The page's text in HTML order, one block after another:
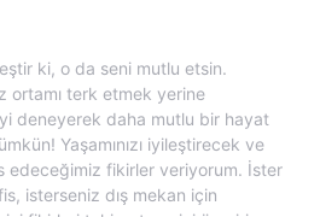
ki, o da seni mutlu etsin.
ortamı terk etmek yerine
deneyerek daha mutlu bir hayat
Yaşamınızı iyileştirecek ve
edeceğimiz fikirler veriyorum. İster
isterseniz dış mekan için